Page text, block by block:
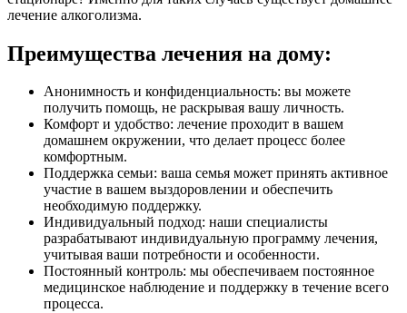
лечение алкоголизма.
Преимущества лечения на дому:
Анонимность и конфиденциальность: вы можете
получить помощь, не раскрывая вашу личность.
Комфорт и удобство: лечение проходит в вашем
домашнем окружении, что делает процесс более
комфортным.
Поддержка семьи: ваша семья может принять активное
участие в вашем выздоровлении и обеспечить
необходимую поддержку.
Индивидуальный подход: наши специалисты
разрабатывают индивидуальную программу лечения,
учитывая ваши потребности и особенности.
Постоянный контроль: мы обеспечиваем постоянное
медицинское наблюдение и поддержку в течение всего
процесса.